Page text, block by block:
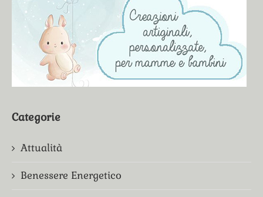
Categorie
Attualità
Benessere Energetico